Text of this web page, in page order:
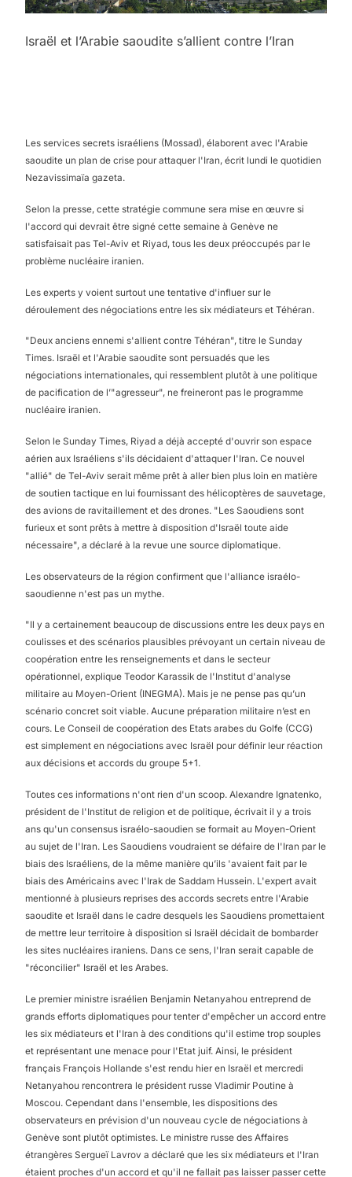
Israël et l’Arabie saoudite s’allient contre l’Iran
Les services secrets israéliens (Mossad), élaborent avec l'Arabie
saoudite un plan de crise pour attaquer l'Iran, écrit lundi le quotidien
Nezavissimaïa gazeta.
Selon la presse, cette stratégie commune sera mise en œuvre si
l'accord qui devrait être signé cette semaine à Genève ne
satisfaisait pas Tel-Aviv et Riyad, tous les deux préoccupés par le
problème nucléaire iranien.
Les experts y voient surtout une tentative d'influer sur le
déroulement des négociations entre les six médiateurs et Téhéran.
"Deux anciens ennemi s'allient contre Téhéran", titre le Sunday
Times. Israël et l'Arabie saoudite sont persuadés que les
négociations internationales, qui ressemblent plutôt à une politique
de pacification de l’"agresseur", ne freineront pas le programme
nucléaire iranien.
Selon le Sunday Times, Riyad a déjà accepté d'ouvrir son espace
aérien aux Israéliens s'ils décidaient d'attaquer l'Iran. Ce nouvel
"allié" de Tel-Aviv serait même prêt à aller bien plus loin en matière
de soutien tactique en lui fournissant des hélicoptères de sauvetage,
des avions de ravitaillement et des drones. "Les Saoudiens sont
furieux et sont prêts à mettre à disposition d'Israël toute aide
nécessaire", a déclaré à la revue une source diplomatique.
Les observateurs de la région confirment que l'alliance israélo-
saoudienne n'est pas un mythe.
"Il y a certainement beaucoup de discussions entre les deux pays en
coulisses et des scénarios plausibles prévoyant un certain niveau de
coopération entre les renseignements et dans le secteur
opérationnel, explique Teodor Karassik de l'Institut d'analyse
militaire au Moyen-Orient (INEGMA). Mais je ne pense pas qu’un
scénario concret soit viable. Aucune préparation militaire n’est en
cours. Le Conseil de coopération des Etats arabes du Golfe (CCG)
est simplement en négociations avec Israël pour définir leur réaction
aux décisions et accords du groupe 5+1.
Toutes ces informations n'ont rien d'un scoop. Alexandre Ignatenko,
président de l'Institut de religion et de politique, écrivait il y a trois
ans qu'un consensus israélo-saoudien se formait au Moyen-Orient
au sujet de l'Iran. Les Saoudiens voudraient se défaire de l'Iran par le
biais des Israéliens, de la même manière qu’ils 'avaient fait par le
biais des Américains avec l'Irak de Saddam Hussein. L'expert avait
mentionné à plusieurs reprises des accords secrets entre l'Arabie
saoudite et Israël dans le cadre desquels les Saoudiens promettaient
de mettre leur territoire à disposition si Israël décidait de bombarder
les sites nucléaires iraniens. Dans ce sens, l'Iran serait capable de
"réconcilier" Israël et les Arabes.
Le premier ministre israélien Benjamin Netanyahou entreprend de
grands efforts diplomatiques pour tenter d'empêcher un accord entre
les six médiateurs et l'Iran à des conditions qu'il estime trop souples
et représentant une menace pour l'Etat juif. Ainsi, le président
français François Hollande s'est rendu hier en Israël et mercredi
Netanyahou rencontrera le président russe Vladimir Poutine à
Moscou. Cependant dans l'ensemble, les dispositions des
observateurs en prévision d'un nouveau cycle de négociations à
Genève sont plutôt optimistes. Le ministre russe des Affaires
étrangères Sergueï Lavrov a déclaré que les six médiateurs et l'Iran
étaient proches d'un accord et qu'il ne fallait pas laisser passer cette
5